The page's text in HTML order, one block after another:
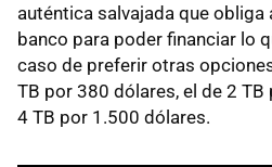
auténtica salvajada que obliga
banco para poder financiar lo
caso de preferir otras
TB por 380 dólares, el de 2
4 TB por 1.500 dólares.